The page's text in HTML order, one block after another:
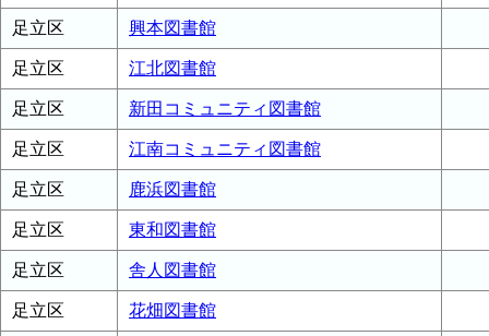
足立区 興本図書館
足立区 江北図書館
足立区 新田コミュニティ図書館
足立区 江南コミュニティ図書館
足立区 鹿浜図書館
足立区 東和図書館
足立区 舎人図書館
足立区 花畑図書館